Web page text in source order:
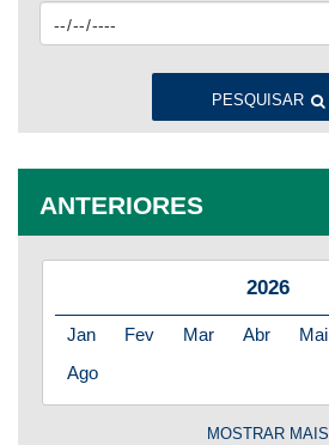
PESQUISAR
ANTERIORES
2026
Jan Fev Mar Abr Mai
Ago
MOSTRAR MAIS